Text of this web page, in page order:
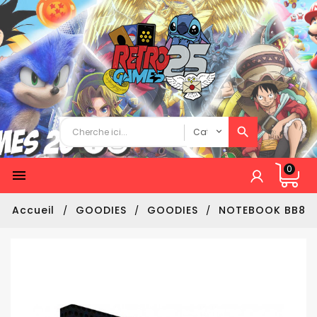
 0
Accueil GOODIES GOODIES NOTEBOOK BB8